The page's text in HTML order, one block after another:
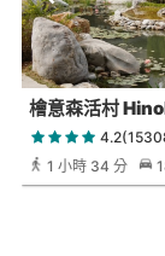
檜意森活村
1 小時 34 分